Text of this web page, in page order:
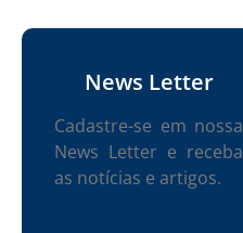
News Letter
Cadastre-se em nossa
News Letter e receba
as notícias e artigos.